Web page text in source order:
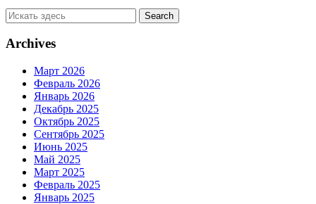
Archives
Март 2026
Февраль 2026
Январь 2026
Декабрь 2025
Октябрь 2025
Сентябрь 2025
Июнь 2025
Май 2025
Март 2025
Февраль 2025
Январь 2025